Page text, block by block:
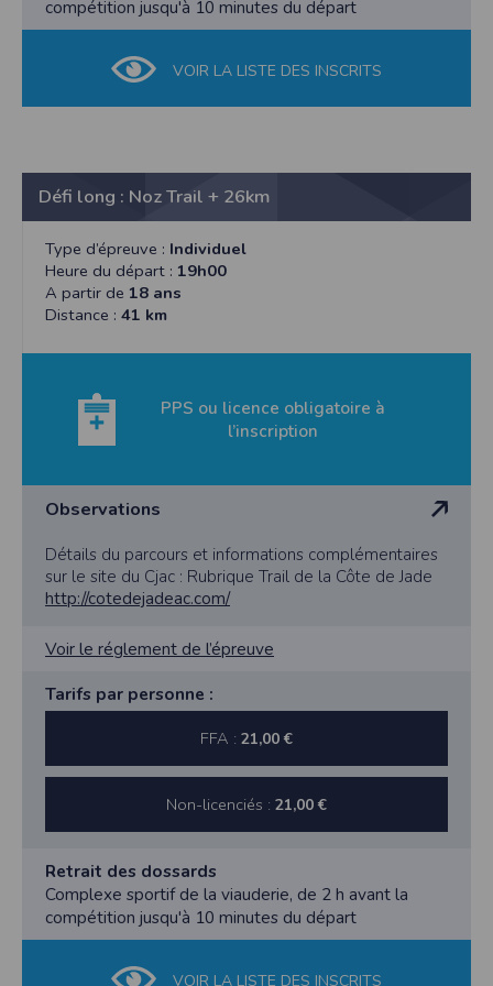
compétition jusqu'à 10 minutes du départ
VOIR LA LISTE DES INSCRITS
Défi long : Noz Trail + 26km
Type d’épreuve : Individuel
Heure du départ : 19h00
A partir de 18 ans
Distance : 41 km
PPS ou licence obligatoire à
l’inscription
Observations
Détails du parcours et informations complémentaires
sur le site du Cjac : Rubrique Trail de la Côte de Jade
http://cotedejadeac.com/
Voir le réglement de l’épreuve
Tarifs par personne :
FFA : 21,00 €
Non-licenciés : 21,00 €
Retrait des dossards
Complexe sportif de la viauderie, de 2 h avant la
compétition jusqu'à 10 minutes du départ
VOIR LA LISTE DES INSCRITS